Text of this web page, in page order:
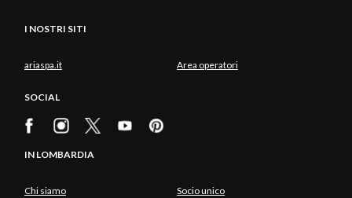
I NOSTRI SITI
ariaspa.it Area operatori
SOCIAL
IN LOMBARDIA
Chi siamo Socio unico